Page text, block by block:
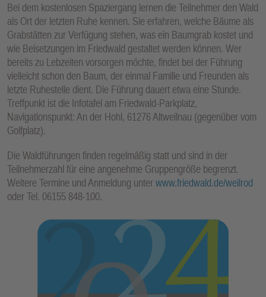
Bei dem kostenlosen Spaziergang lernen die Teilnehmer den Wald
als Ort der letzten Ruhe kennen. Sie erfahren, welche Bäume als
Grabstätten zur Verfügung stehen, was ein Baumgrab kostet und
wie Beisetzungen im Friedwald gestaltet werden können. Wer
bereits zu Lebzeiten vorsorgen möchte, findet bei der Führung
vielleicht schon den Baum, der einmal Familie und Freunden als
letzte Ruhestelle dient. Die Führung dauert etwa eine Stunde.
Treffpunkt ist die Infotafel am Friedwald-Parkplatz,
Navigationspunkt: An der Hohl, 61276 Altweilnau (gegenüber vom
Golfplatz).
Die Waldführungen finden regelmäßig statt und sind in der
Teilnehmerzahl für eine angenehme Gruppengröße begrenzt.
Weitere Termine und Anmeldung unterwww.friedwald.de/weilrod
oder Tel. 06155 848-100.
N
K
TI
O
N
E
N